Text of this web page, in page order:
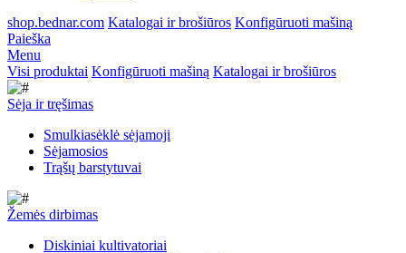
shop.bednar.com Katalogai ir brošiūros Konfigūruoti mašiną
Paieška
Menu
Visi produktai Konfigūruoti mašiną Katalogai ir brošiūros
Sėja ir tręšimas
Smulkiasėklė sėjamoji
Sėjamosios
Trąšų barstytuvai
Žemės dirbimas
Diskiniai kultivatoriai